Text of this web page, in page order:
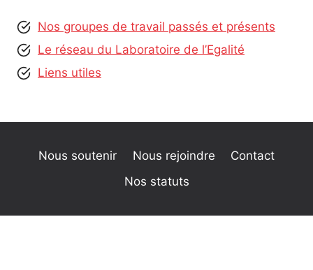
Nos groupes de travail passés et présents
Le réseau du Laboratoire de l’Egalité
Liens utiles
Nous soutenir Nous rejoindre
Contact
Nos statuts